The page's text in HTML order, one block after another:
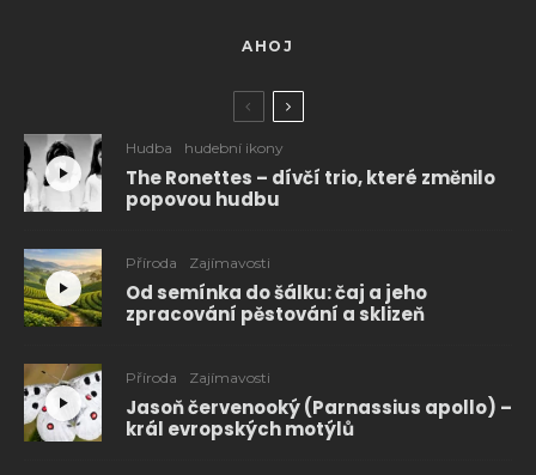
AHOJ
Hudba hudební ikony
The Ronettes – dívčí trio, které změnilo
popovou hudbu
Příroda Zajímavosti
Od semínka do šálku: čaj a jeho
zpracování pěstování a sklizeň
Příroda Zajímavosti
Jasoň červenooký (Parnassius apollo) –
král evropských motýlů